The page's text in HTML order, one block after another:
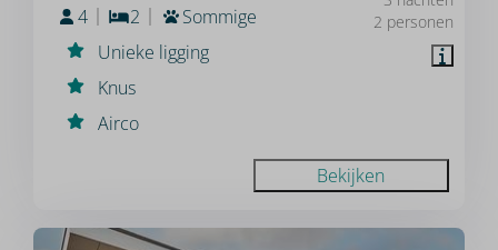
2 personen
4
2
Sommige
Unieke ligging
Knus
Airco
Bekijken